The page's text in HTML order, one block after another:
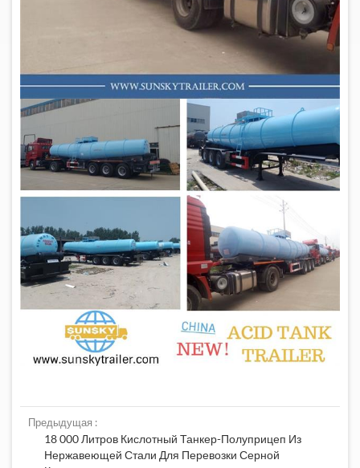
Предыдущая :
18 000 Литров Кислотный Танкер-Полуприцеп Из
Нержавеющей Стали Для Перевозки Серной